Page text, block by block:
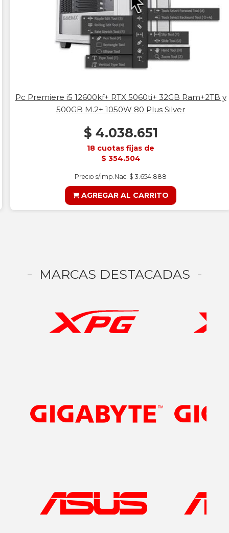
Pc Premiere i5 12600kf+ RTX 5060ti+ 32GB Ram+2TB y
500GB M.2+ 1050W 80 Plus Silver
$ 4.038.651
18 cuotas fijas de
$ 354.504
Precio s/Imp.Nac. $ 3.654.888
AGREGAR AL CARRITO
MARCAS DESTACADAS